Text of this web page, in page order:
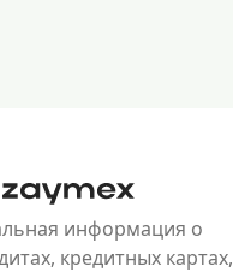
информация о
кредитных картах,